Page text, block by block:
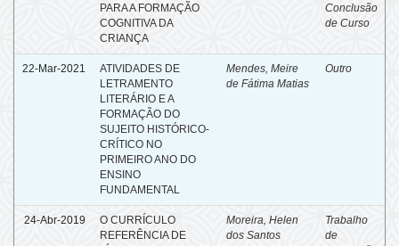
PARA A FORMAÇÃO
COGNITIVA DA
CRIANÇA
Conclusão
de Curso
22-Mar-2021
ATIVIDADES DE
LETRAMENTO
LITERÁRIO E A
FORMAÇÃO DO
SUJEITO HISTÓRICO-
CRÍTICO NO
PRIMEIRO ANO DO
ENSINO
FUNDAMENTAL
Mendes, Meire
de Fátima Matias
Outro
24-Abr-2019
O CURRÍCULO
REFERÊNCIA DE
Moreira, Helen
dos Santos
Trabalho
de